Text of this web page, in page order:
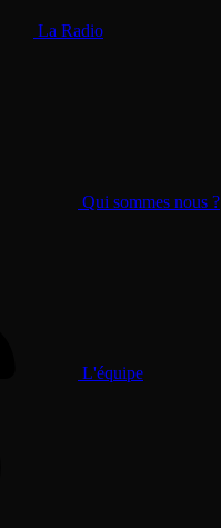
La Radio
Qui sommes nous ?
L'équipe